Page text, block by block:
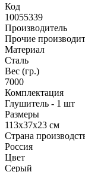
Код
10055339
Производитель
Прочие
Материал
Сталь
Вес (гр.)
7000
Комплектация
Глушитель - 1 шт
Размеры
113х37х23 см
Страна
Россия
Цвет
Серый